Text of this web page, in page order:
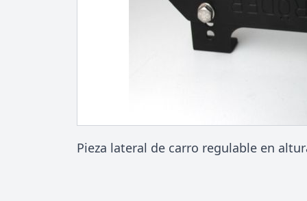
Pieza lateral de carro regulable en